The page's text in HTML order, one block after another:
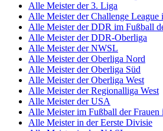
Alle Meister der 3. Liga
Alle Meister der Challenge League
Alle Meister der DDR im Fußball
Alle Meister der DDR-Oberliga
Alle Meister der NWSL
Alle Meister der Oberliga Nord
Alle Meister der Oberliga Süd
Alle Meister der Oberliga West
Alle Meister der Regionalliga West
Alle Meister der USA
Alle Meister im Fußball der Frauen
Alle Meister in der Eerste Divisie